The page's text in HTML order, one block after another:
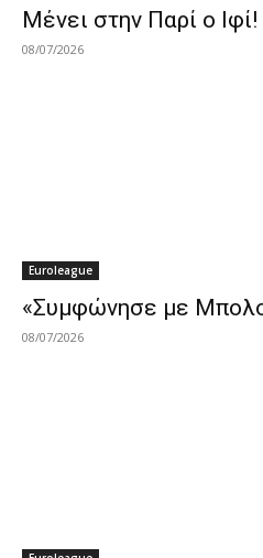
Μένει στην Παρί ο Ιφί!
08/07/2026
Euroleague
«Συμφώνησε με
08/07/2026